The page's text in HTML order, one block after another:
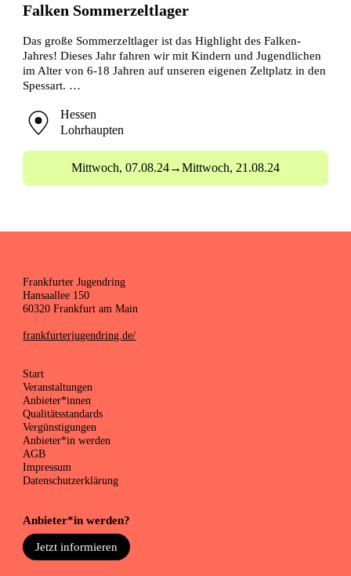
Falken Sommerzeltlager
Das große Sommerzeltlager ist das Highlight des Falken-
Jahres! Dieses Jahr fahren wir mit Kindern und Jugendlichen
im Alter von 6-18 Jahren auf unseren eigenen Zeltplatz in den
Spessart. …
Hessen
Lohrhaupten
Mittwoch, 07.08.24→Mittwoch, 21.08.24
Frankfurter Jugendring
Hansaallee 150
60320 Frankfurt am Main
frankfurterjugendring.de/
Start
Veranstaltungen
Anbieter*innen
Qualitätsstandards
Vergünstigungen
Anbieter*in werden
AGB
Impressum
Datenschutzerklärung
Anbieter*in werden?
Jetzt informieren